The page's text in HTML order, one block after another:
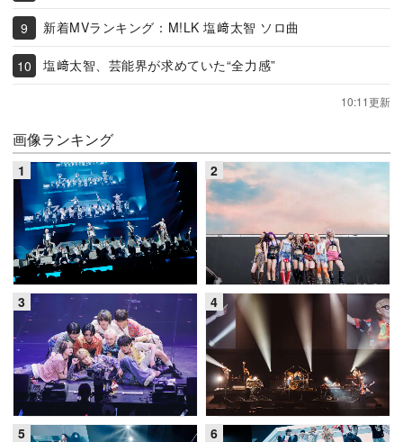
新着MVランキング：M!LK 塩﨑太智 ソロ曲
塩﨑太智、芸能界が求めていた“全力感”
10:11更新
画像ランキング